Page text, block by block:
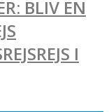
BLIV EN
I